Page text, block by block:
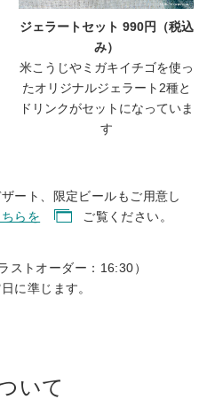
ジェラートセット 990円（税込
み）
米こうじやミガキイチゴを使っ
たオリジナルジェラート2種と
ドリンクがセットになっていま
す
ート、限定ビールもご用意し
ちらを ご覧ください。
ストオーダー：16:30）
に準じます。
いて